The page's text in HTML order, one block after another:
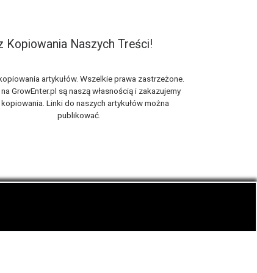
Kopiowania Naszych Treści!
artykułów. Wszelkie prawa zastrzeżone.
GrowEnter.pl są naszą własnością i zakazujemy
Linki do naszych artykułów można
publikować.
trawką i konopi cbd.